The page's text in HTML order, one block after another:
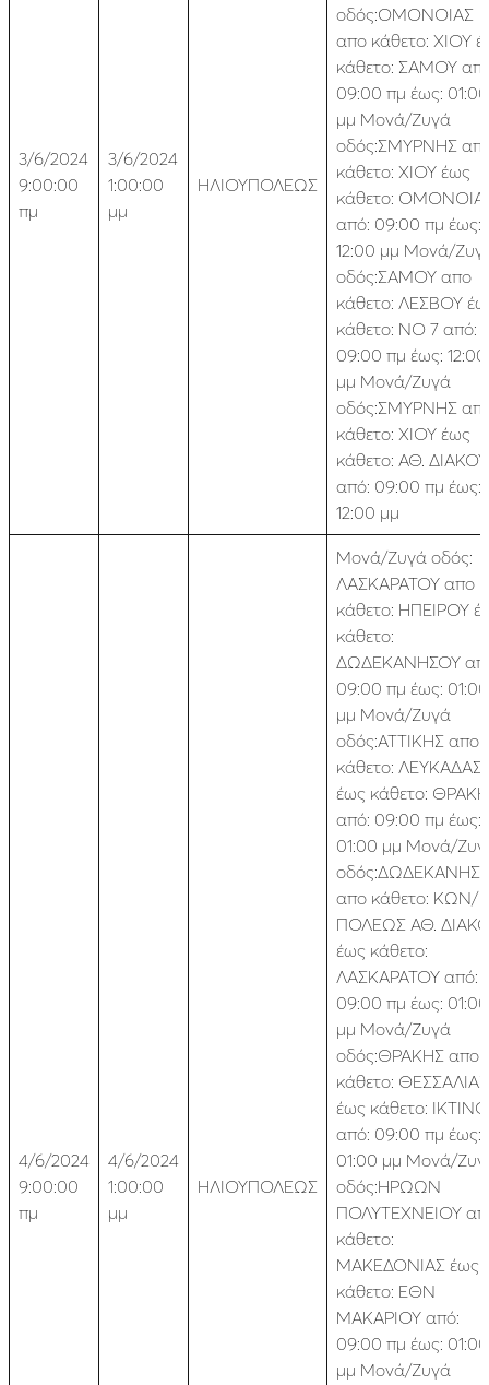
3/6/2024
9:00:00
πμ
3/6/2024
1:00:00
μμ
ΗΛΙΟΥΠΟΛΕΩΣ
οδός:ΟΜΟΝΟΙΑΣ
απο κάθετο: ΧΙΟΥ
κάθετο: ΣΑΜΟΥ
09:00 πμ έως: 01:00
μμ Μονά/Ζυγά
οδός:ΣΜΥΡΝΗΣ
κάθετο: ΧΙΟΥ έως
κάθετο:
από: 09:00 πμ έως:
12:00 μμ Μονά/
οδός:ΣΑΜΟΥ απο
κάθετο: ΛΕΣΒΟΥ
κάθετο: ΝΟ 7 από:
09:00 πμ έως: 12:00
μμ Μονά/Ζυγά
οδός:ΣΜΥΡΝΗΣ
κάθετο: ΧΙΟΥ έως
κάθετο: ΑΘ. ΔΙΑΚΟΥ
από: 09:00 πμ έως:
12:00 μμ
4/6/2024
9:00:00
πμ
4/6/2024
1:00:00
μμ
ΗΛΙΟΥΠΟΛΕΩΣ
Μονά/Ζυγά οδός:
ΛΑΣΚΑΡΑΤΟΥ απο
κάθετο: ΗΠΕΙΡΟΥ
κάθετο:
ΔΩΔΕΚΑΝΗΣΟΥ
09:00 πμ έως: 01:00
μμ Μονά/Ζυγά
οδός:ΑΤΤΙΚΗΣ απο
κάθετο: ΛΕΥΚΑΔΑΣ
έως κάθετο:
από: 09:00 πμ έως:
01:00 μμ Μονά/
απο κάθετο: ΚΩΝ/
ΠΟΛΕΩΣ ΑΘ.
έως κάθετο:
ΛΑΣΚΑΡΑΤΟΥ από:
09:00 πμ έως: 01:00
μμ Μονά/Ζυγά
οδός:ΘΡΑΚΗΣ απο
κάθετο: ΘΕΣΣΑΛΙΑΣ
έως κάθετο:
από: 09:00 πμ έως:
01:00 μμ Μονά/
οδός:ΗΡΩΩΝ
ΠΟΛΥΤΕΧΝΕΙΟΥ
κάθετο:
ΜΑΚΕΔΟΝΙΑΣ έως
κάθετο: ΕΘΝ
ΜΑΚΑΡΙΟΥ από:
09:00 πμ έως: 01:00
μμ Μονά/Ζυγά